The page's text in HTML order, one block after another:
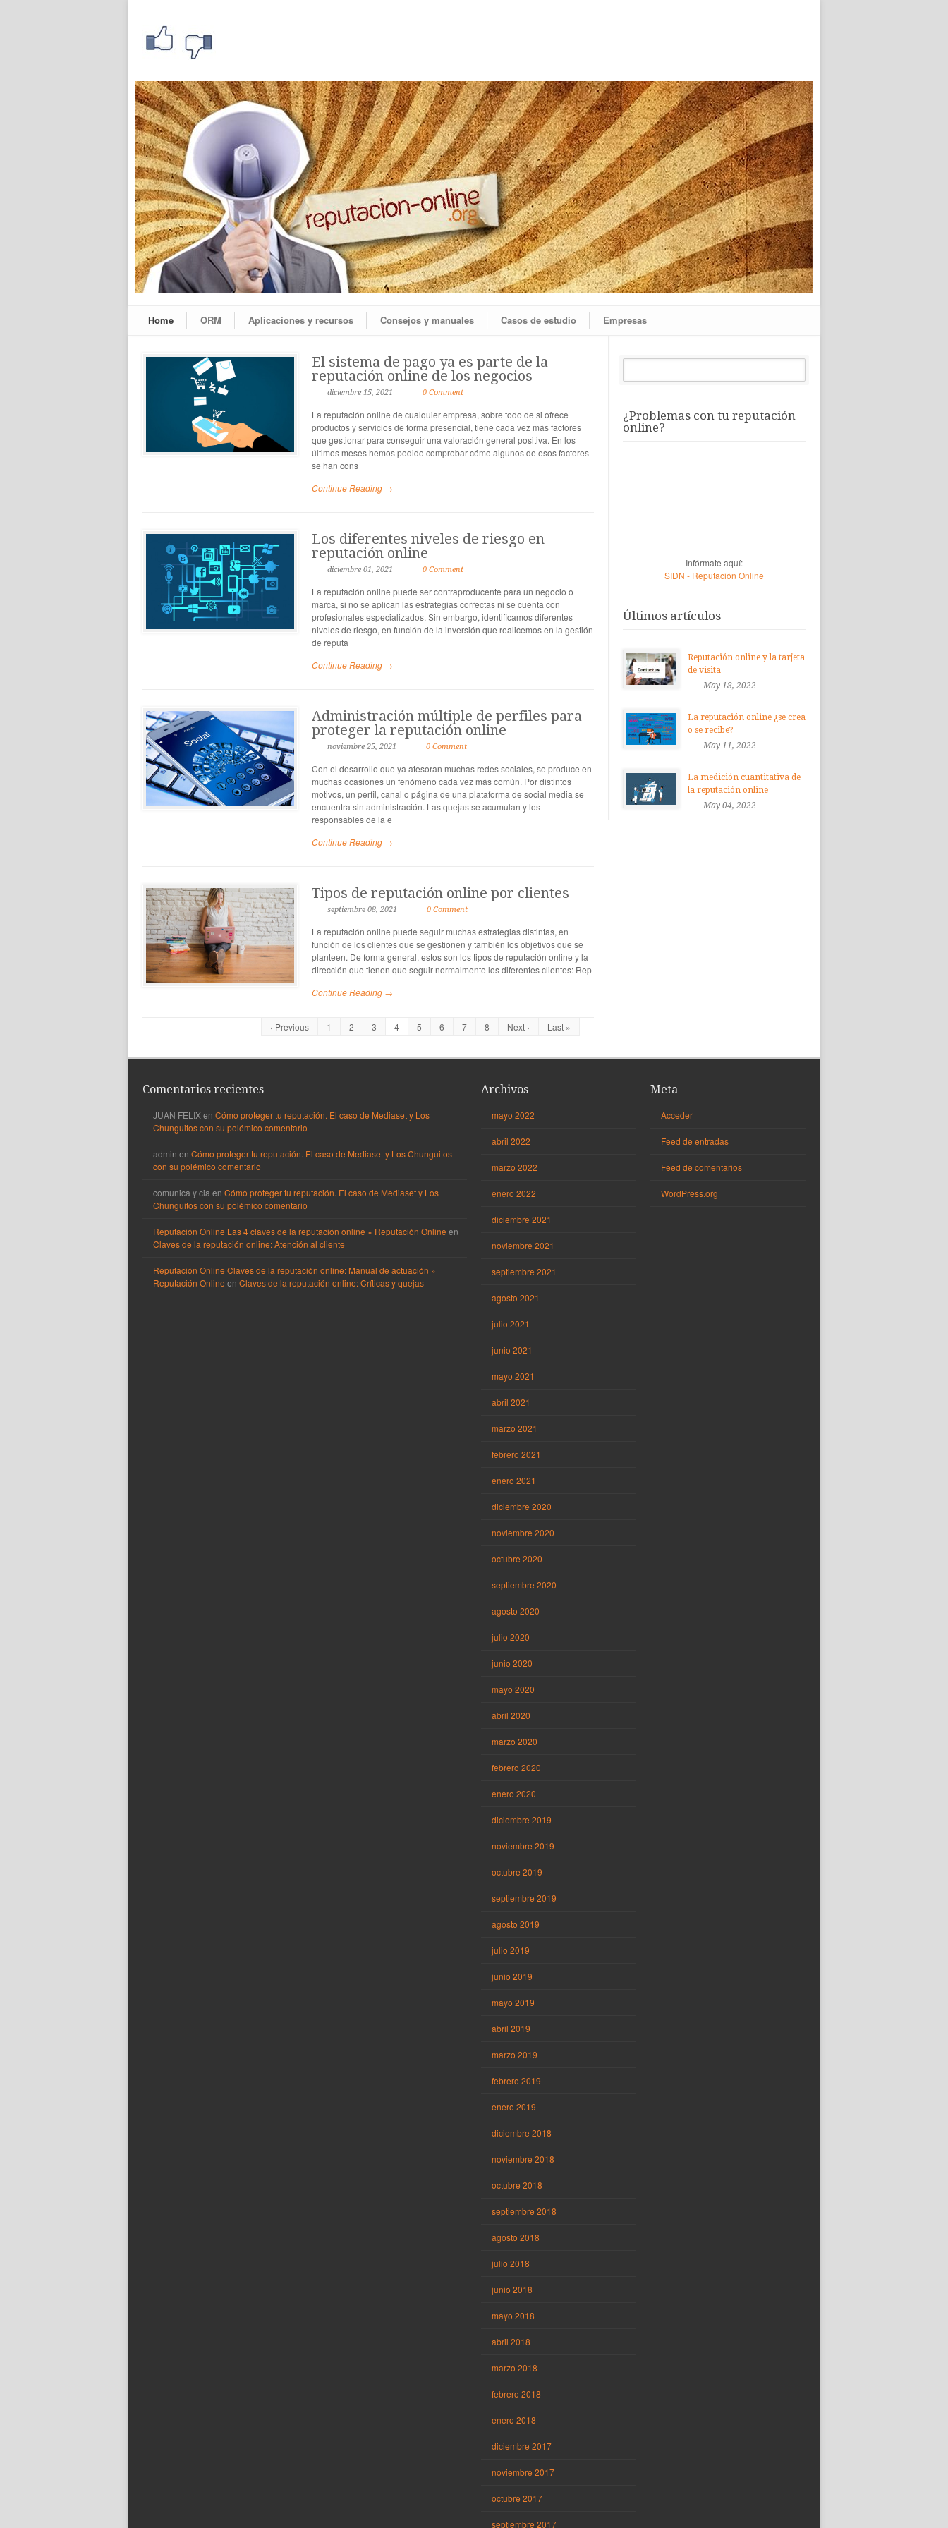
Home ORM Aplicaciones y recursos Consejos y manuales Casos de estudio Empresas
El sistema de pago ya es parte de la
reputación online de los negocios
diciembre 15, 2021 0 Comment
La reputación online de cualquier empresa, sobre todo de si ofrece
productos y servicios de forma presencial, tiene cada vez más factores
que gestionar para conseguir una valoración general positiva. En los
últimos meses hemos podido comprobar cómo algunos de esos factores
se han cons
Continue Reading →
Los diferentes niveles de riesgo en
reputación online
diciembre 01, 2021 0 Comment
La reputación online puede ser contraproducente para un negocio o
marca, si no se aplican las estrategias correctas ni se cuenta con
profesionales especializados. Sin embargo, identificamos diferentes
niveles de riesgo, en función de la inversión que realicemos en la gestión
de reputa
Continue Reading →
Administración múltiple de perfiles para
proteger la reputación online
noviembre 25, 2021 0 Comment
Con el desarrollo que ya atesoran muchas redes sociales, se produce en
muchas ocasiones un fenómeno cada vez más común. Por distintos
motivos, un perfil, canal o página de una plataforma de social media se
encuentra sin administración. Las quejas se acumulan y los
responsables de la e
Continue Reading →
Tipos de reputación online por clientes
septiembre 08, 2021 0 Comment
La reputación online puede seguir muchas estrategias distintas, en
función de los clientes que se gestionen y también los objetivos que se
planteen. De forma general, estos son los tipos de reputación online y la
dirección que tienen que seguir normalmente los diferentes clientes: Rep
Continue Reading →
‹ Previous 1 2 3 4 5 6 7 8 Next › Last »
¿Problemas con tu reputación
online?
Infórmate aquí:
SIDN - Reputación Online
Últimos artículos
Reputación online y la tarjeta
de visita
May 18, 2022
La reputación online ¿se crea
o se recibe?
May 11, 2022
La medición cuantitativa de
la reputación online
May 04, 2022
Comentarios recientes
JUAN FELIXen Cómo proteger tu reputación. El caso de Mediaset y Los
Chunguitos con su polémico comentario
admin en Cómo proteger tu reputación. El caso de Mediaset y Los Chunguitos
con su polémico comentario
comunica y cia en Cómo proteger tu reputación. El caso de Mediaset y Los
Chunguitos con su polémico comentario
Reputación Online Las 4 claves de la reputación online » Reputación Online en
Claves de la reputación online: Atención al cliente
Reputación Online Claves de la reputación online: Manual de actuación »
Reputación Online en Claves de la reputación online: Críticas y quejas
Archivos
mayo 2022
abril 2022
marzo 2022
enero 2022
diciembre 2021
noviembre 2021
septiembre 2021
agosto 2021
julio 2021
junio 2021
mayo 2021
abril 2021
marzo 2021
febrero 2021
enero 2021
diciembre 2020
noviembre 2020
octubre 2020
septiembre 2020
agosto 2020
julio 2020
junio 2020
mayo 2020
abril 2020
marzo 2020
febrero 2020
enero 2020
diciembre 2019
noviembre 2019
octubre 2019
septiembre 2019
agosto 2019
julio 2019
junio 2019
mayo 2019
abril 2019
marzo 2019
febrero 2019
enero 2019
diciembre 2018
noviembre 2018
octubre 2018
septiembre 2018
agosto 2018
julio 2018
junio 2018
mayo 2018
abril 2018
marzo 2018
febrero 2018
enero 2018
diciembre 2017
noviembre 2017
octubre 2017
septiembre 2017
Meta
Acceder
Feed de entradas
Feed de comentarios
WordPress.org